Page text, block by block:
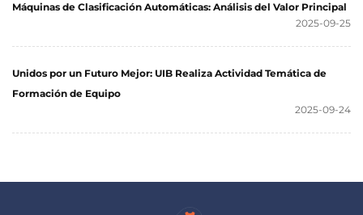
Máquinas de Clasificación Automáticas: Análisis del Valor Principal
2025-09-25
Unidos por un Futuro Mejor: UIB Realiza Actividad Temática de
Formación de Equipo
2025-09-24